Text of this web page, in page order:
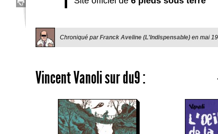
Chroniqué parFranck Aveline (L'Indispensable) en mai
Vincent Vanolisur du9 :